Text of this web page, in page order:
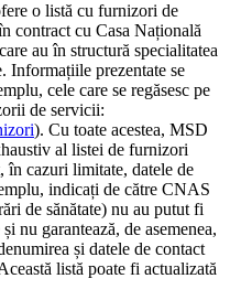
o listă cu furnizori de
contract cu Casa Națională
au în structură specialitatea
Informațiile prezentate se
cele care se regăsesc pe
de servicii:
). Cu toate acestea, MSD
al listei de furnizori
în cazuri limitate, datele de
indicați de către CNAS
de sănătate) nu au putut fi
nu garantează, de asemenea,
și datele de contact
listă poate fi actualizată